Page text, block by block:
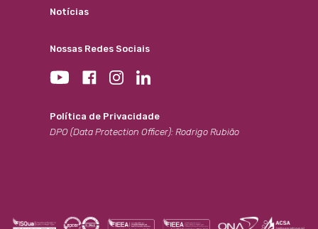
Notícias
Nossas Redes Sociais
Política de Privacidade
DPO (Data Protection Officer): Rodrigo Rubião